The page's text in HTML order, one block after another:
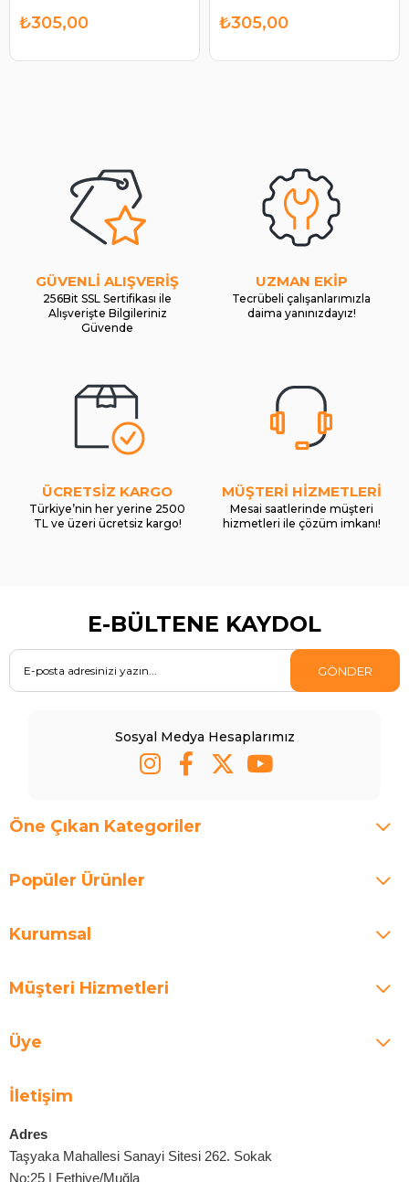
₺305,00 ₺305,00
GÜVENLİ ALIŞVERİŞ
256Bit SSL Sertifikası ile
Alışverişte Bilgileriniz
Güvende
UZMAN EKİP
Tecrübeli çalışanlarımızla
daima yanınızdayız!
ÜCRETSİZ KARGO
Türkiye’nin her yerine 2500
TL ve üzeri ücretsiz kargo!
MÜŞTERİ HİZMETLERİ
Mesai saatlerinde müşteri
hizmetleri ile çözüm imkanı!
E-BÜLTENE KAYDOL
GÖNDER
Sosyal Medya Hesaplarımız
Öne Çıkan Kategoriler
Popüler Ürünler
Kurumsal
Müşteri Hizmetleri
Üye
İletişim
Adres
Taşyaka Mahallesi Sanayi Sitesi 262. Sokak
No:25 | Fethiye/Muğla